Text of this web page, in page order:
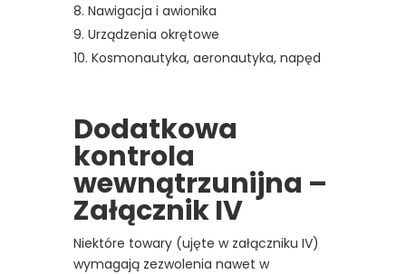
Nawigacja i awionika
Urządzenia okrętowe
Kosmonautyka, aeronautyka, napęd
Dodatkowa
kontrola
wewnątrzunijna –
Załącznik IV
Niektóre towary (ujęte w załączniku IV)
wymagają zezwolenia nawet w